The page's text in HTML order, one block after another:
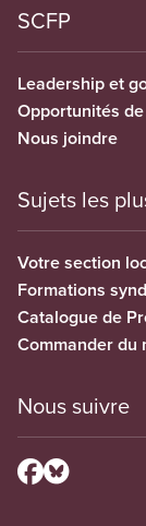
SCFP
Leadership et
Opportunités
Nous joindre
Sujets les
Votre section
Formations
Catalogue de
Commander du
Nous suivre